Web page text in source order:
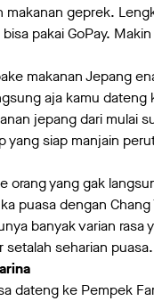
makanan geprek.
pakai GoPay.
makanan Jepang
aja kamu dateng
jepang dari mulai
yang siap manjain
orang yang gak
puasa dengan
banyak varian rasa
setalah seharian puasa.
dateng ke Pempek